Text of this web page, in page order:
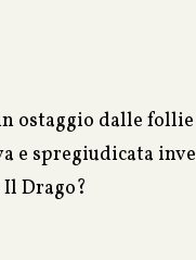
ostaggio dalle
e spregiudicata
Drago?